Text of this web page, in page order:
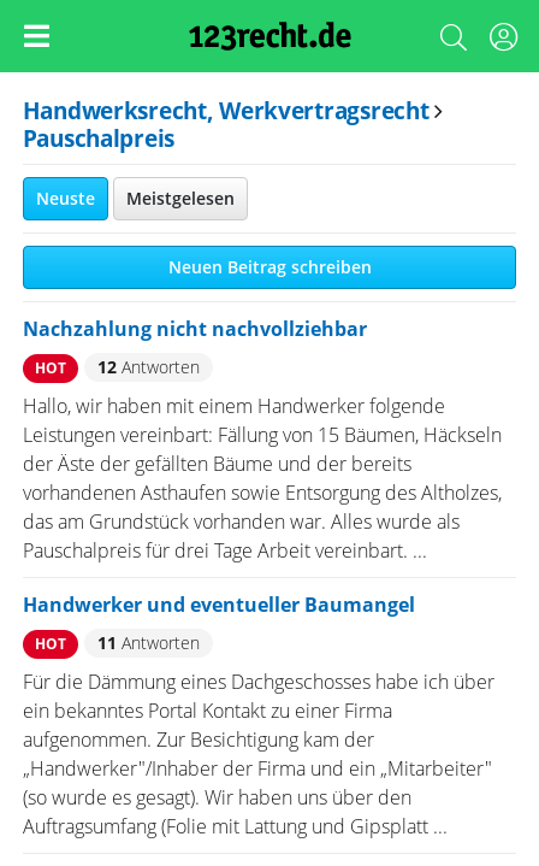
Handwerksrecht, Werkvertragsrecht
Pauschalpreis
Neuste Meistgelesen
Neuen Beitrag schreiben
Nachzahlung nicht nachvollziehbar
HOT 12Antworten
Hallo, wir haben mit einem Handwerker folgende
Leistungen vereinbart: Fällung von 15 Bäumen, Häckseln
der Äste der gefällten Bäume und der bereits
vorhandenen Asthaufen sowie Entsorgung des Altholzes,
das am Grundstück vorhanden war. Alles wurde als
Pauschalpreis für drei Tage Arbeit vereinbart. ...
Handwerker und eventueller Baumangel
HOT 11 Antworten
Für die Dämmung eines Dachgeschosses habe ich über
ein bekanntes Portal Kontakt zu einer Firma
aufgenommen. Zur Besichtigung kam der
„Handwerker"/Inhaber der Firma und ein „Mitarbeiter"
(so wurde es gesagt). Wir haben uns über den
Auftragsumfang (Folie mit Lattung und Gipsplatt ...